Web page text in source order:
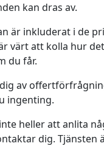
kan dras av.
är inkluderat i de
värt att kolla hur
du får.
av
ingenting.
heller att anlita
dig. Tjänsten